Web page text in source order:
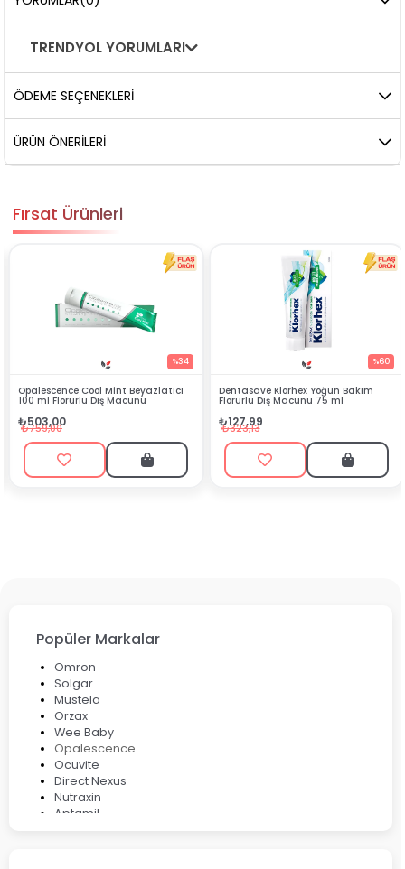
TRENDYOL YORUMLARI
ÖDEME SEÇENEKLERI
ÜRÜN ÖNERILERI
Fırsat Ürünleri
Dentasave Klorhex Yoğun Bakım
Florürlü Diş Macunu 75 ml
Black Berry Bitkisel
Popüler Markalar
Omron
Solgar
Mustela
Orzax
Wee Baby
Opalescence
Ocuvite
Direct Nexus
Nutraxin
Aptamil